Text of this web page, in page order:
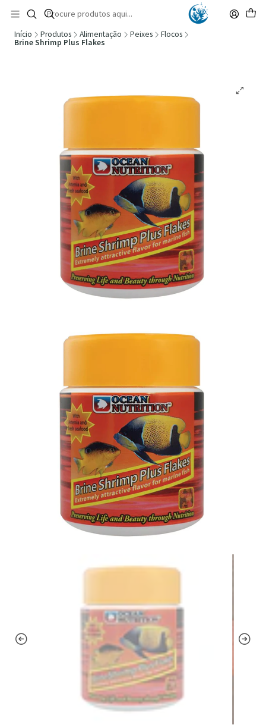
🚚 Portugal Continental: Portes Grátis desde 149,90€ (Envio extresso: 14,90€)
Ler mais
Início Produtos Alimentação Peixes
Flocos
Brine Shrimp Plus Flakes